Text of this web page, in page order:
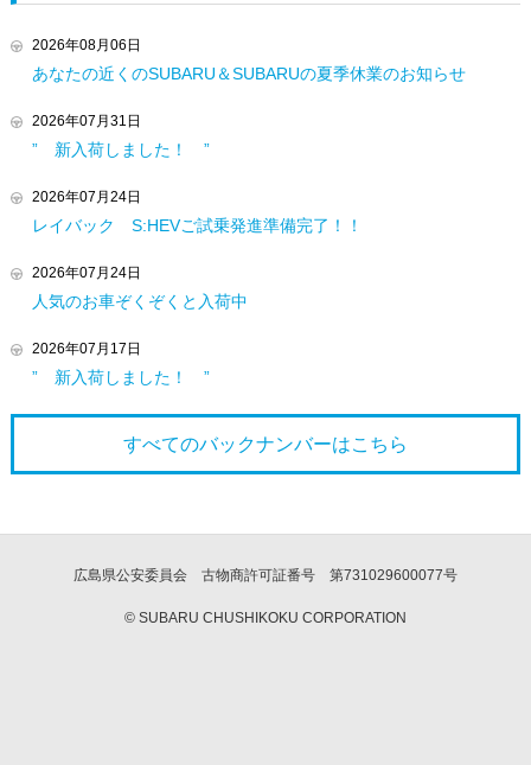
2026年08月06日
あなたの近くのSUBARU＆SUBARUの夏季休業のお知らせ
2026年07月31日
” 新入荷しました！ ”
2026年07月24日
レイバック S:HEVご試乗発進準備完了！！
2026年07月24日
人気のお車ぞくぞくと入荷中
2026年07月17日
” 新入荷しました！ ”
すべてのバックナンバーはこちら
広島県公安委員会 古物商許可証番号 第731029600077号
© SUBARU CHUSHIKOKU CORPORATION